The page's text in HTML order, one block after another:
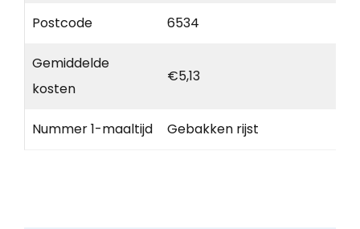
Postcode 6534
Gemiddelde
kosten
€5,13
Nummer 1-maaltijd Gebakken rijst